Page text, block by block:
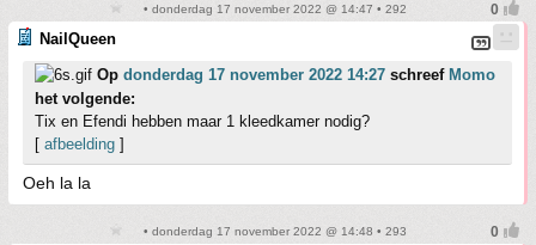
• donderdag 17 november 2022 @ 14:47 • 292
NailQueen
Op donderdag 17 november 2022 14:27 schreef Momo
het volgende:
Tix en Efendi hebben maar 1 kleedkamer nodig?
[ afbeelding ]
Oeh la la
• donderdag 17 november 2022 @ 14:48 • 293